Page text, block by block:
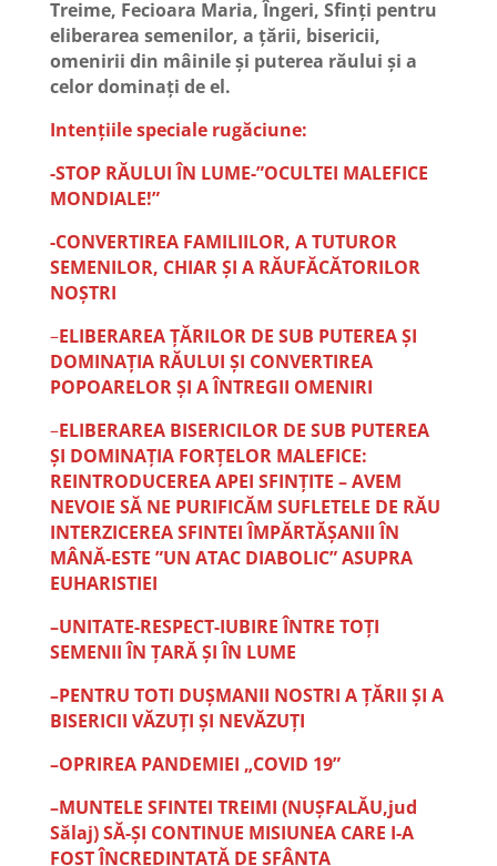
Treime, Fecioara Maria, Îngeri, Sfinți pentru
eliberarea semenilor, a țării, bisericii,
omenirii din mâinile și puterea răului și a
celor dominați de el.
Intențiile speciale rugăciune:
-STOP RĂULUI ÎN LUME-”OCULTEI MALEFICE
MONDIALE!”
-CONVERTIREA FAMILIILOR, A TUTUROR
SEMENILOR, CHIAR ȘI A RĂUFĂCĂTORILOR
NOȘTRI
–ELIBERAREA ȚĂRILOR DE SUB PUTEREA ȘI
DOMINAȚIA RĂULUI ȘI CONVERTIREA
POPOARELOR ȘI A ÎNTREGII OMENIRI
–ELIBERAREA BISERICILOR DE SUB PUTEREA
ȘI DOMINAȚIA FORȚELOR MALEFICE:
REINTRODUCEREA APEI SFINȚITE – AVEM
NEVOIE SĂ NE PURIFICĂM SUFLETELE DE RĂU
INTERZICEREA SFINTEI ÎMPĂRTĂȘANII ÎN
MÂNĂ-ESTE ”UN ATAC DIABOLIC” ASUPRA
EUHARISTIEI
–UNITATE-RESPECT-IUBIRE ÎNTRE TOȚI
SEMENII ÎN ȚARĂ ȘI ÎN LUME
–PENTRU TOTI DUȘMANII NOSTRI A ȚĂRII ȘI A
BISERICII VĂZUȚI ȘI NEVĂZUȚI
–OPRIREA PANDEMIEI „COVID 19”
–MUNTELE SFINTEI TREIMI (NUȘFALĂU,jud
Sălaj) SĂ-ȘI CONTINUE MISIUNEA CARE I-A
FOST ÎNCREDINȚATĂ DE SFÂNTA